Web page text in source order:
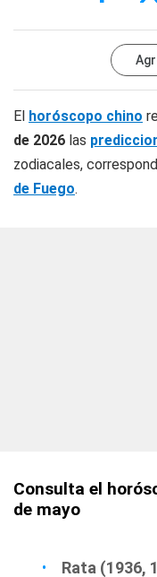
El horóscopo chino
de 2026 las
zodiacales,
de Fuego.
Consulta el
de mayo
Rata (1936,